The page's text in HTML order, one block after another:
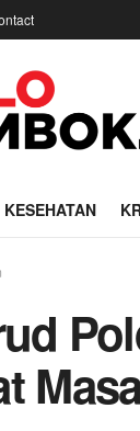
KESEHATAN